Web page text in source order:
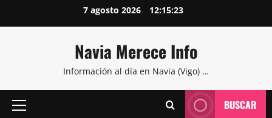
al
7 agosto 2026 12:15:24
Navia Merece Info
Información al día en Navia (Vigo) …
Menú
BUSCAR